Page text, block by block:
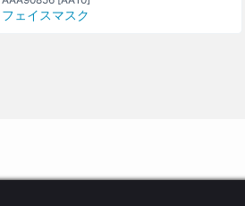
フェイスマスク